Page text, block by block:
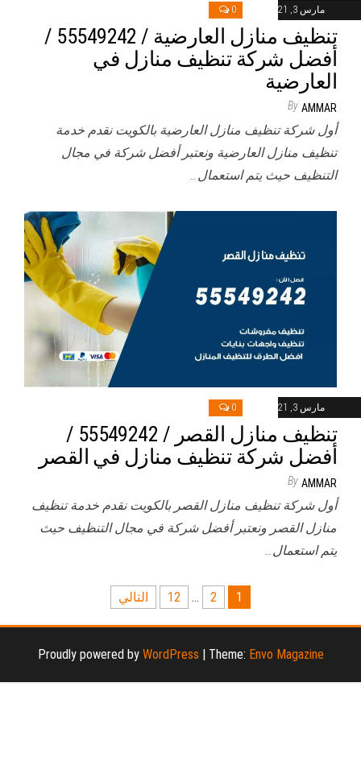
مارس 3, 2021 0
تنظيف منازل العارضية / 55549242 /
أفضل شركة تنظيف منازل في
العارضية
By AMMAR
أول شركة تنظيف منازل العارضية بالكويت نقدم خدمة
تنظيف منازل العارضية ونعتبر أفضل شركة في مجال
التنظيف حيث يتم استعمال…
مارس 3, 2021 0
تنظيف منازل القصر / 55549242 /
أفضل شركة تنظيف منازل في القصر
By AMMAR
أول شركة تنظيف منازل القصر بالكويت نقدم خدمة تنظيف
منازل القصر ونعتبر أفضل شركة في مجال التنظيف حيث
يتم استعمال…
صفحات
المقالات
1
2
…
12 التالي
Proudly powered by WordPress | Theme: Envo Magazine